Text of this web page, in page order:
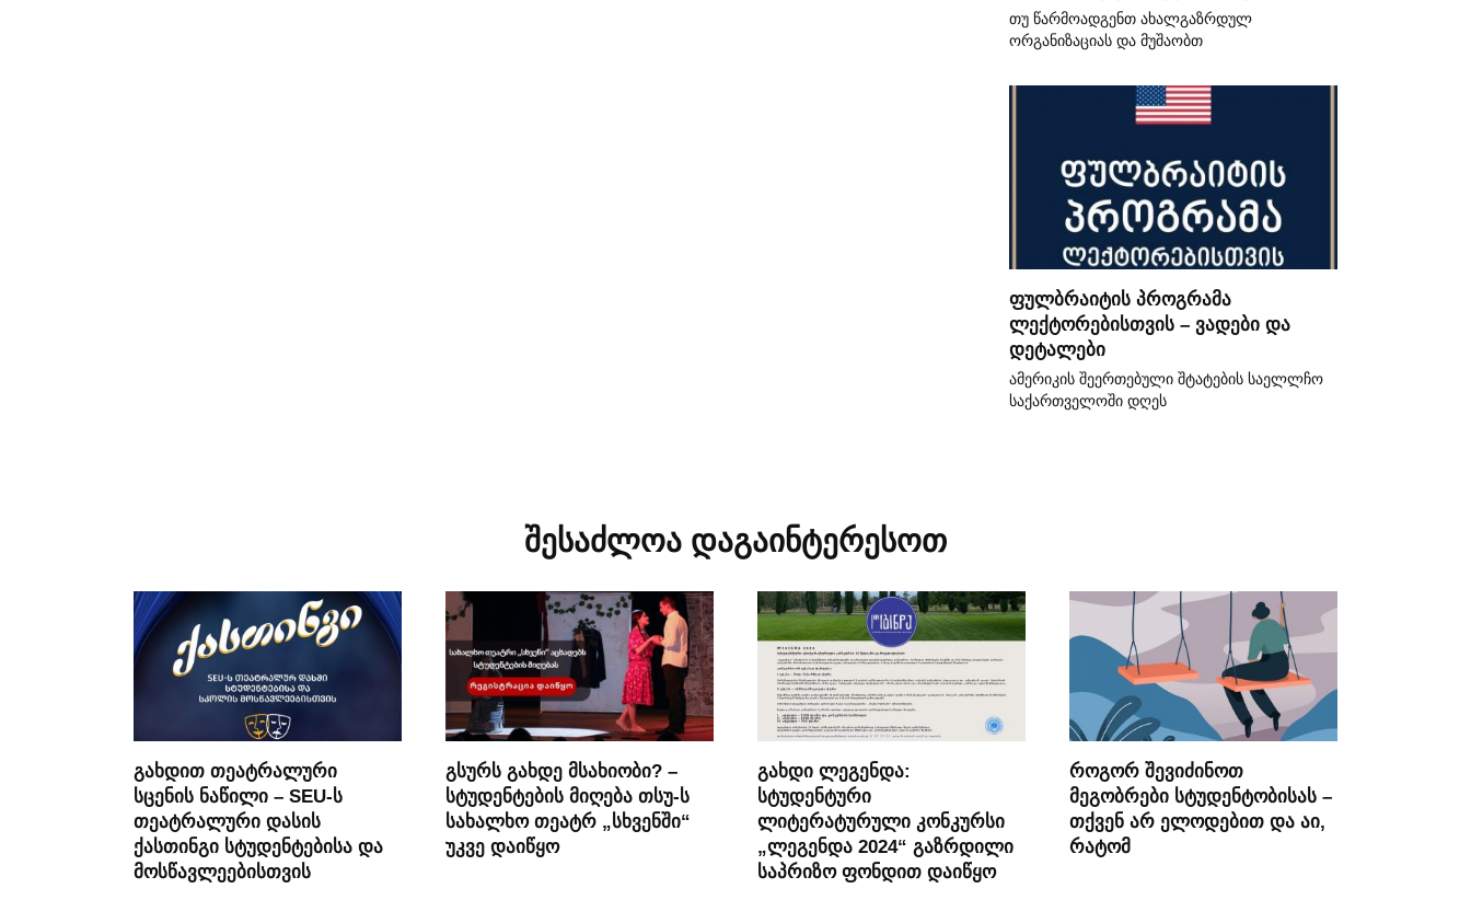
თუ წარმოადგენთ ახალგაზრდულ
ორგანიზაციას და მუშაობთ
ფულბრაიტის პროგრამა
ლექტორებისთვის – ვადები და
დეტალები
ამერიკის შეერთებული შტატების საელლჩო
საქართველოში დღეს
შესაძლოა დაგაინტერესოთ
გახდით თეატრალური
სცენის ნაწილი – SEU-ს
თეატრალური დასის
ქასთინგი სტუდენტებისა და
მოსწავლეებისთვის
გსურს გახდე მსახიობი? –
სტუდენტების მიღება თსუ-ს
სახალხო თეატრ „სხვენში“
უკვე დაიწყო
გახდი ლეგენდა:
სტუდენტური
ლიტერატურული კონკურსი
„ლეგენდა 2024“ გაზრდილი
საპრიზო ფონდით დაიწყო
როგორ შევიძინოთ
მეგობრები სტუდენტობისას –
თქვენ არ ელოდებით და აი,
რატომ